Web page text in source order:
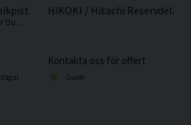
f. Form 36V
21º. 45-75mm. Spikpistol för Duplexbandade blanka dubbelhuvudspikar för formsättning, tillfällig infästning etc. Levereras utan batteri och laddare.
HiKOKI / Hitachi Reservdelar
Kontakta oss för offert
Guide